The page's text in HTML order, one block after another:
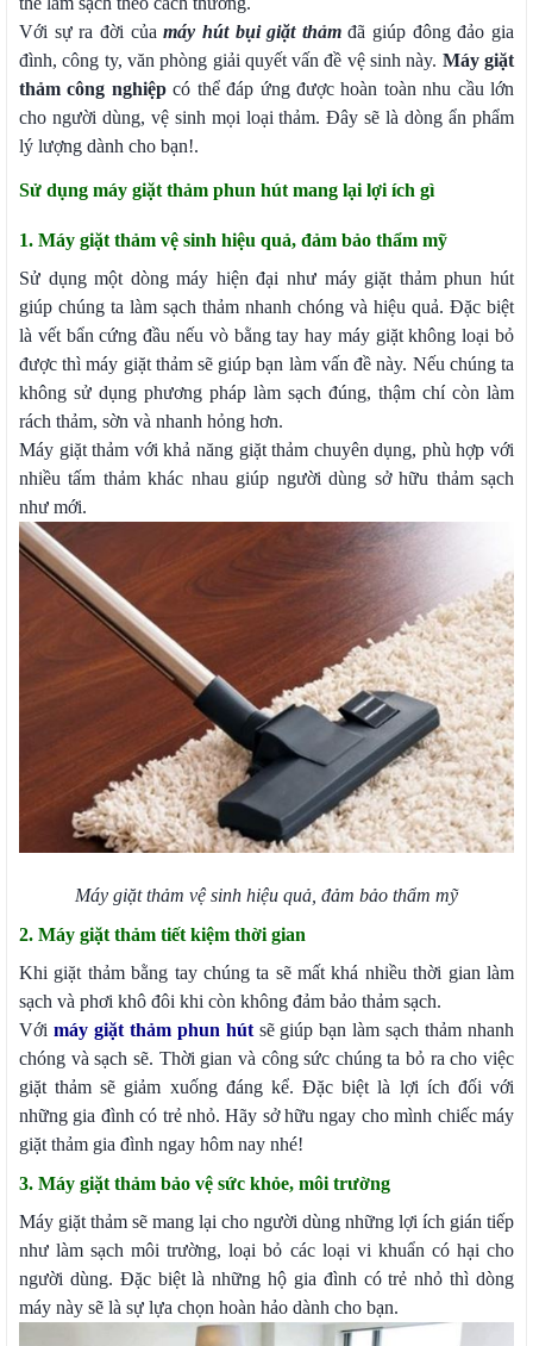
Với sự ra đời củamáy hút bụi giặt thảmđã giúp đông đảo gia
đình, công ty, văn phòng giải quyết vấn đề vệ sinh này. Máy giặt
thảm công nghiệpcó thể đáp ứng được hoàn toàn nhu cầu lớn
cho người dùng, vệ sinh mọi loại thảm. Đây sẽ là dòng ẩn phẩm
lý lượng dành cho bạn!.
Sử dụng máy giặt thảm phun hút mang lại lợi ích gì
1. Máy giặt thảm vệ sinh hiệu quả, đảm bảo thẩm mỹ
Sử dụng một dòng máy hiện đại như máy giặt thảm phun hút
giúp chúng ta làm sạch thảm nhanh chóng và hiệu quả. Đặc biệt
là vết bẩn cứng đầu nếu vò bằng tay hay máy giặt không loại bỏ
được thì máy giặt thảm sẽ giúp bạn làm vấn đề này. Nếu chúng ta
không sử dụng phương pháp làm sạch đúng, thậm chí còn làm
rách thảm, sờn và nhanh hỏng hơn.
Máy giặt thảm với khả năng giặt thảm chuyên dụng, phù hợp với
nhiều tấm thảm khác nhau giúp người dùng sở hữu thảm sạch
như mới.
Máy giặt thảm vệ sinh hiệu quả, đảm bảo thẩm mỹ
2. Máy giặt thảm tiết kiệm thời gian
Khi giặt thảm bằng tay chúng ta sẽ mất khá nhiều thời gian làm
sạch và phơi khô đôi khi còn không đảm bảo thảm sạch.
Với máy giặt thảm phun hútsẽ giúp bạn làm sạch thảm nhanh
chóng và sạch sẽ. Thời gian và công sức chúng ta bỏ ra cho việc
giặt thảm sẽ giảm xuống đáng kể. Đặc biệt là lợi ích đối với
những gia đình có trẻ nhỏ. Hãy sở hữu ngay cho mình chiếc máy
giặt thảm gia đình ngay hôm nay nhé!
3. Máy giặt thảm bảo vệ sức khỏe, môi trường
Máy giặt thảm sẽ mang lại cho người dùng những lợi ích gián tiếp
như làm sạch môi trường, loại bỏ các loại vi khuẩn có hại cho
người dùng. Đặc biệt là những hộ gia đình có trẻ nhỏ thì dòng
máy này sẽ là sự lựa chọn hoàn hảo dành cho bạn.